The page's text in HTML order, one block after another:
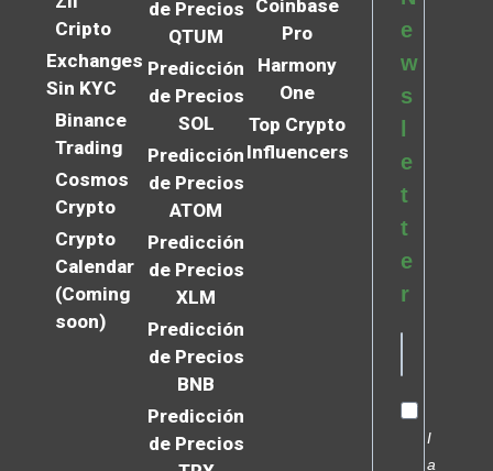
Cripto
Exchanges
Sin KYC
Binance
Trading
Cosmos
Crypto
Crypto
Calendar
(Coming
soon)
de Precios
QTUM
Predicción
de Precios
SOL
Predicción
de Precios
ATOM
Predicción
de Precios
XLM
Predicción
de Precios
BNB
Predicción
de Precios
Coinbase
Pro
Harmony
One
Top Crypto
Influencers
e
w
s
e
t
t
e
r
I
a